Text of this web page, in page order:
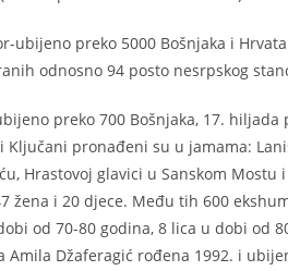
ubijeno preko 5000 Bošnjaka i
odnosno 94 posto nesrpskog
preko 700 Bošnjaka, 17.
Ključani pronađeni su u jamama:
Hrastovoj glavici u Sanskom
žena i 20 djece. Među tih 600
od 70-80 godina, 8 lica u dobi od
Amila Džaferagić rođena 1992. i